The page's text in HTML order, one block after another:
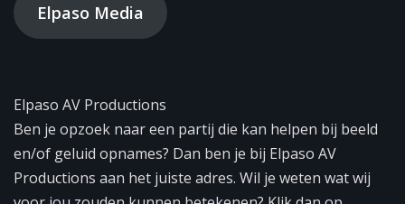
Elpaso Media
Elpaso AV Productions
Ben je opzoek naar een partij die kan helpen bij beeld
en/of geluid opnames? Dan ben je bij Elpaso AV
Productions aan het juiste adres. Wil je weten wat wij